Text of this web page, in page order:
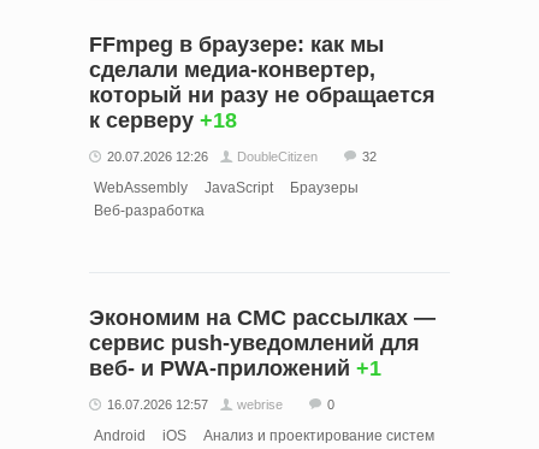
FFmpeg в браузере: как мы
сделали медиа-конвертер,
который ни разу не обращается
к серверу +18
20.07.2026 12:26 DoubleCitizen 32
WebAssembly JavaScript
Браузеры
Веб-разработка
Экономим на СМС рассылках —
сервис push-уведомлений для
веб- и PWA-приложений +1
16.07.2026 12:57 webrise 0
Android iOS
Анализ и проектирование систем